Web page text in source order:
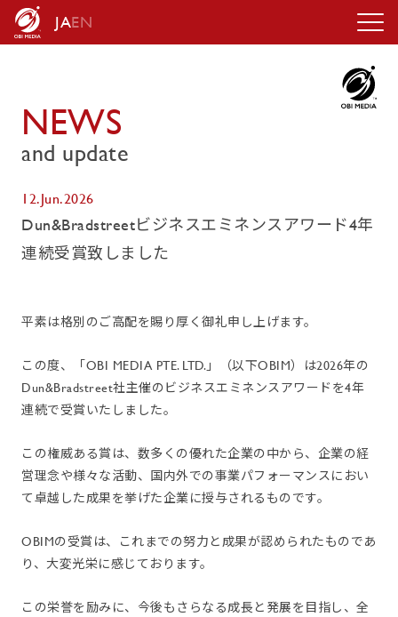
JAEN
NEWS
and update
12.Jun.2026
Dun&Bradstreetビジネスエミネンスアワード4年
連続受賞致しました
平素は格別のご高配を賜り厚く御礼申し上げます。
この度、「OBI MEDIA PTE. LTD.」（以下OBIM）は2026年の
Dun&Bradstreet社主催のビジネスエミネンスアワードを4年
連続で受賞いたしました。
この権威ある賞は、数多くの優れた企業の中から、企業の経
営理念や様々な活動、国内外での事業パフォーマンスにおい
て卓越した成果を挙げた企業に授与されるものです。
OBIMの受賞は、これまでの努力と成果が認められたものであ
り、大変光栄に感じております。
この栄誉を励みに、今後もさらなる成長と発展を目指し、全